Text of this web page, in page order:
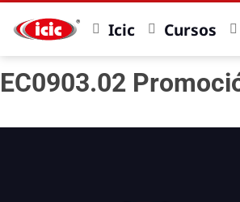
Icic Cursos
EC0903.02